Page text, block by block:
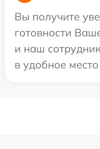
Вы получите
готовности
и наш
в удобное